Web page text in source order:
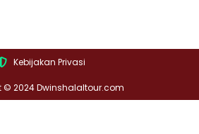
Kebijakan Privasi
© 2024 Dwinshalaltour.com